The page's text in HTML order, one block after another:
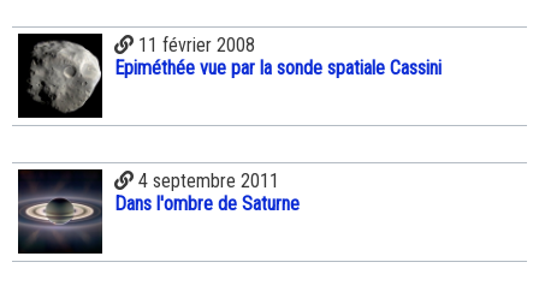
11 février 2008
Epiméthée vue par la sonde spatiale Cassini
4 septembre 2011
Dans l'ombre de Saturne